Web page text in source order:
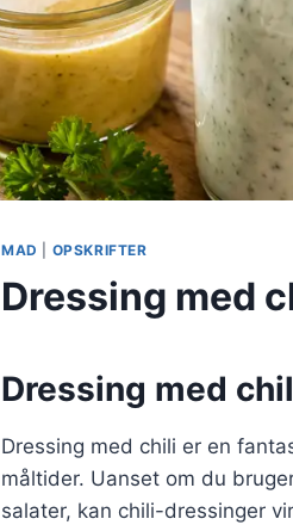
MAD OPSKRIFTER
Dressing med
Dressing med
Dressing med chili er en
måltider. Uanset om du
salater, kan chili-dressinger